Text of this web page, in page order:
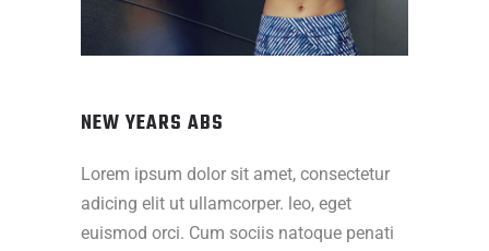
NEW YEARS ABS
Lorem ipsum dolor sit amet, consectetur
adicing elit ut ullamcorper. leo, eget
euismod orci. Cum sociis natoque penati